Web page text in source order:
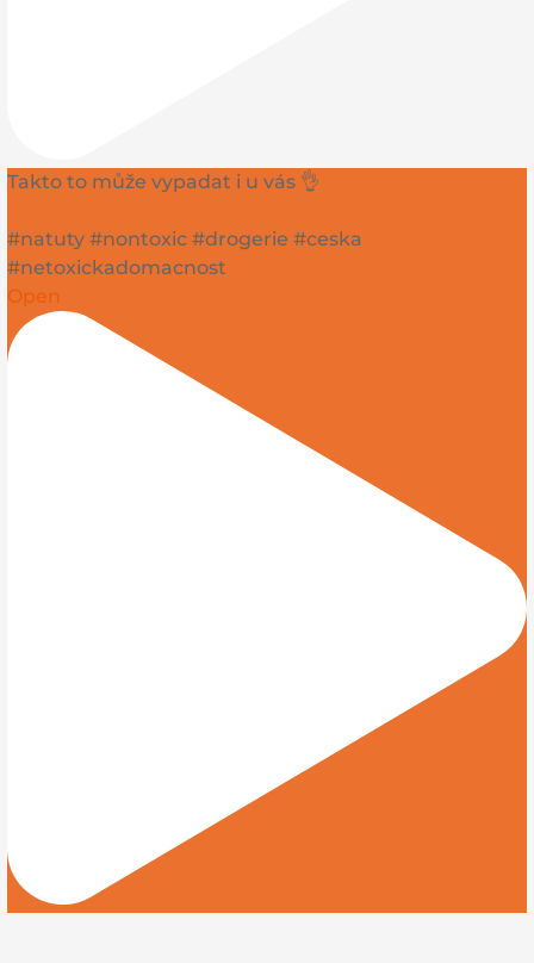
Takto to může vypadat i u vás 👌
#natuty #nontoxic #drogerie #ceska
#netoxickadomacnost
Open